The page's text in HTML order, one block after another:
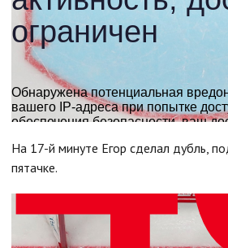
На 17-й минуте Егор сделал дубль,
пятачке.